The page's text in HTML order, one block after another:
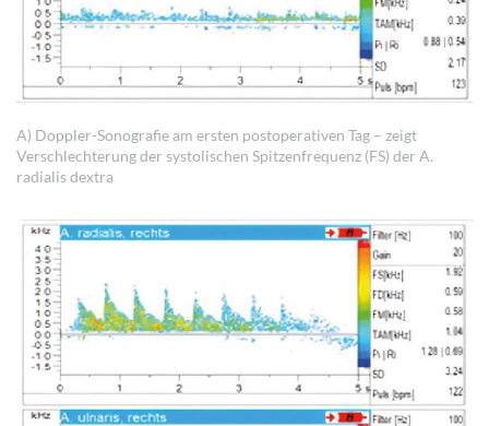
A) Doppler-Sonografie am ersten postoperativen Tag – zeigt
Verschlechterung der systolischen Spitzenfrequenz (FS) der A.
radialis dextra